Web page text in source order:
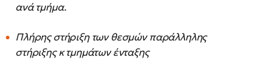
ανά τμήμα.
Πλήρης στήριξη των θεσμών παράλληλης
στήριξης κ τμημάτων ένταξης